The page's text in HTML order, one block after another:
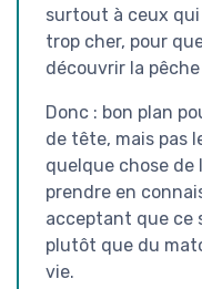
surtout à ceux
trop cher, pour
découvrir la
Donc : bon plan
de tête, mais pas
quelque chose
prendre en
acceptant que ce
plutôt que du
vie.